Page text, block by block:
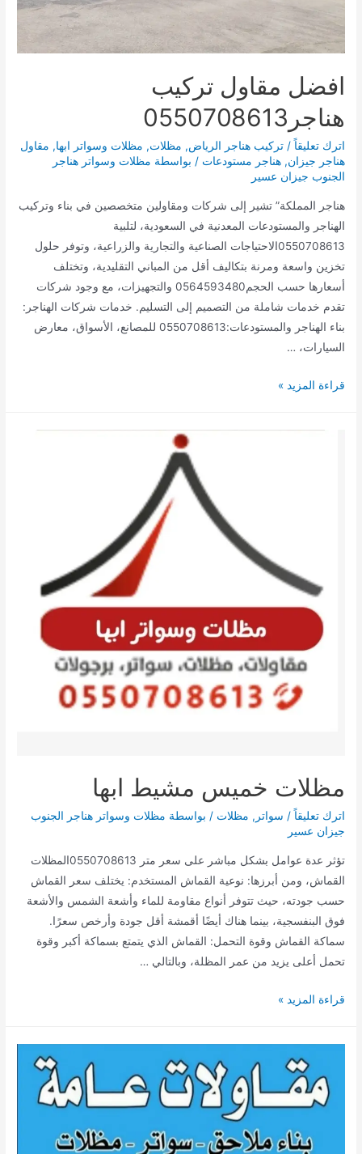
افضل مقاول تركيب
هناجر0550708613
اترك تعليقاً /تركيب هناجر الرياض, مظلات, مظلات وسواتر ابها, مقاول
هناجر جيزان,هناجر مستودعات / بواسطة مظلات وسواتر هناجر
الجنوب جيزان عسير
هناجر المملكة” تشير إلى شركات ومقاولين متخصصين في بناء وتركيب
الهناجر والمستودعات المعدنية في السعودية، لتلبية
0550708613الاحتياجات الصناعية والتجارية والزراعية، وتوفر حلول
تخزين واسعة ومرنة بتكاليف أقل من المباني التقليدية، وتختلف
أسعارها حسب الحجم0564593480 والتجهيزات، مع وجود شركات
تقدم خدمات شاملة من التصميم إلى التسليم. خدمات شركات الهناجر:
بناء الهناجر والمستودعات:0550708613 للمصانع، الأسواق، معارض
السيارات، …
افضل
قراءة المزيد »
مظلات خميس مشيط ابها
اترك تعليقاً / سواتر , مظلات / بواسطة مظلات وسواتر هناجر الجنوب
جيزان عسير
تؤثر عدة عوامل بشكل مباشر على سعر متر 0550708613المظلات
القماش، ومن أبرزها: نوعية القماش المستخدم: يختلف سعر القماش
حسب جودته، حيث تتوفر أنواع مقاومة للماء وأشعة الشمس والأشعة
فوق البنفسجية، بينما هناك أيضًا أقمشة أقل جودة وأرخص سعرًا.
سماكة القماش وقوة التحمل: القماش الذي يتمتع بسماكة أكبر وقوة
تحمل أعلى يزيد من عمر المظلة، وبالتالي …
مظلات
قراءة المزيد »